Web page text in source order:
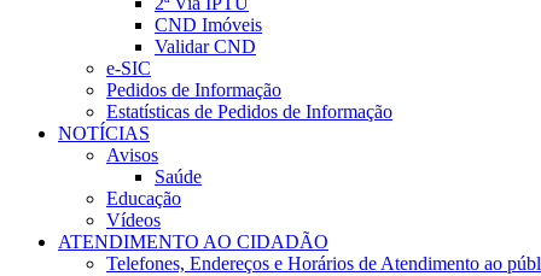
CND Imóveis
Validar CND
e-SIC
Pedidos de Informação
Estatísticas de Pedidos de Informação
NOTÍCIAS
Avisos
Saúde
Educação
Vídeos
ATENDIMENTO AO CIDADÃO
Telefones, Endereços e Horários de Atendimento ao